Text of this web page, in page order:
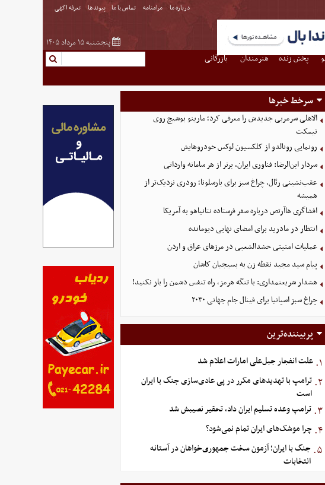
درباره ما مرامنامه تماس با ما پیوندها تعرفه اگهی
پنجشنبه ۱۵ مرداد ۱۴۰۵
پخش زنده هنرمندان
بازرگانی
سرخط خبرها
الاهلی سرمربی جدیدش را معرفی کرد؛ مارینو بوشیچ روی
نیمکت
رونمایی رونالدو از کلکسیون لوکس خودروهایش
سردار ابن‌الرضا: فناوری ایران، برتر از هر سامانه وارداتی
عقب‌نشینی رئال، چراغ سبز برای بارسلونا؛ رودری نزدیک‌تر از
همیشه
افشاگری هاآرتص درباره سفر فرستاده نتانیاهو به آمریکا
انتظار در مادرید برای امضای نهایی دیومانده
عملیات امنیتی حشدالشعبی در مرزهای عراق و اردن
پیام سید مجید نقطه زن به بسیجیان کاشان
هشدار شریعتمداری: با تنگه هرمز، راه تنفس دشمن را باز نکنید!
چراغ سبز اسپانیا برای فینال جام جهانی ۲۰۳۰
پربیننده‌ترین
۱. علت انفجار جبل‌علی امارات اعلام شد
۲. ترامپ با تهدیدهای مکرر در پی عادی‌سازی جنگ با ایران
است
۳. ترامپ وعده تسلیم ایران داد، تحقیر نصیبش شد
۴. چرا موشک‌های ایران تمام نمی‌شود؟
۵. جنگ با ایران؛ آزمون سخت جمهوری‌خواهان در آستانه
انتخابات